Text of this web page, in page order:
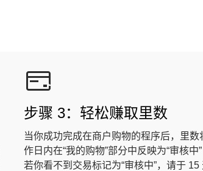
步骤 3：轻松赚取里数
当你成功完成在商户购物的程序后，里数
作日内在“我的购物”部分中反映为“审核中”
若你看不到交易标记为“审核中”，请于 15